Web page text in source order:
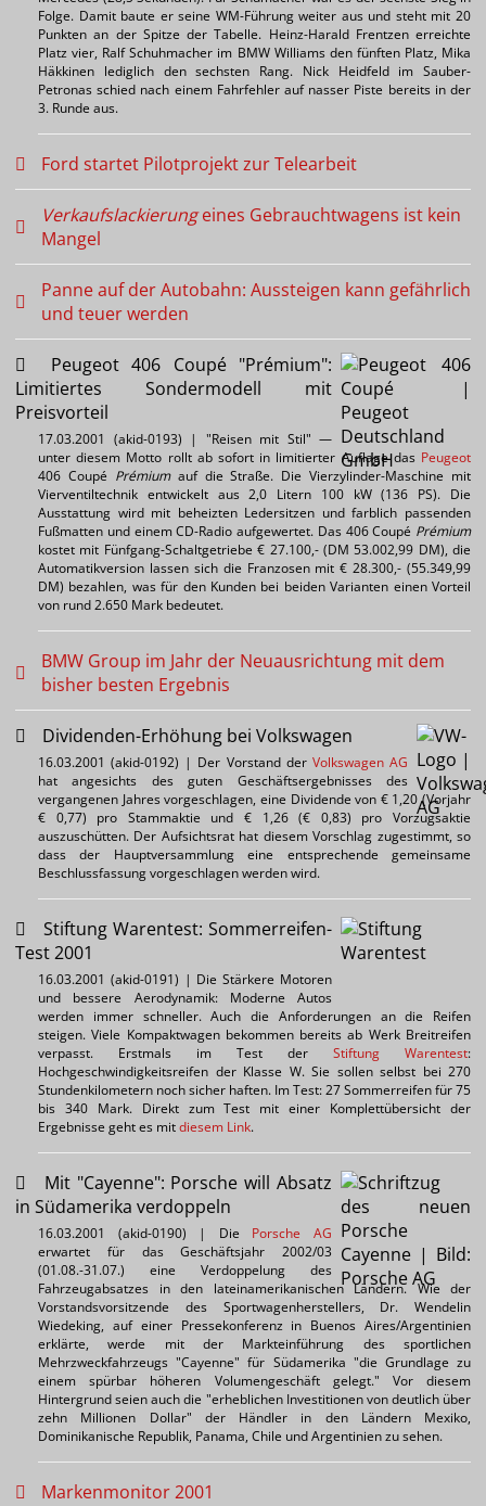
Folge. Damit baute er seine WM-Führung weiter aus und steht mit 20
Punkten an der Spitze der Tabelle. Heinz-Harald Frentzen erreichte
Platz vier, Ralf Schuhmacher im BMW Williams den fünften Platz, Mika
Häkkinen lediglich den sechsten Rang. Nick Heidfeld im Sauber-
Petronas schied nach einem Fahrfehler auf nasser Piste bereits in der
3. Runde aus.
Ford startet Pilotprojekt zur Telearbeit
Verkaufslackierungeines Gebrauchtwagens ist kein
Mangel
Panne auf der Autobahn: Aussteigen kann gefährlich
und teuer werden
Peugeot 406 Coupé "Prémium":
Limitiertes Sondermodell mit
Preisvorteil
17.03.2001 (akid-0193) | "Reisen mit Stil" —
unter diesem Motto rollt ab sofort in limitierter Auflage das Peugeot
406 Coupé Prémiumauf die Straße. Die Vierzylinder-Maschine mit
Vierventiltechnik entwickelt aus 2,0 Litern 100 kW (136 PS). Die
Ausstattung wird mit beheizten Ledersitzen und farblich passenden
Fußmatten und einem CD-Radio aufgewertet. Das 406 Coupé Prémium
kostet mit Fünfgang-Schaltgetriebe € 27.100,- (DM 53.002,99 DM), die
Automatikversion lassen sich die Franzosen mit € 28.300,- (55.349,99
DM) bezahlen, was für den Kunden bei beiden Varianten einen Vorteil
von rund 2.650 Mark bedeutet.
BMW Group im Jahr der Neuausrichtung mit dem
bisher besten Ergebnis
Dividenden-Erhöhung bei Volkswagen
16.03.2001 (akid-0192) | Der Vorstand der Volkswagen AG
hat angesichts des guten Geschäftsergebnisses des
vergangenen Jahres vorgeschlagen, eine Dividende von € 1,20 (Vorjahr
€ 0,77) pro Stammaktie und € 1,26 (€ 0,83) pro Vorzugsaktie
auszuschütten. Der Aufsichtsrat hat diesem Vorschlag zugestimmt, so
dass der Hauptversammlung eine entsprechende gemeinsame
Beschlussfassung vorgeschlagen werden wird.
Stiftung Warentest: Sommerreifen-
Test 2001
16.03.2001 (akid-0191) | Die Stärkere Motoren
und bessere Aerodynamik: Moderne Autos
werden immer schneller. Auch die Anforderungen an die Reifen
steigen. Viele Kompaktwagen bekommen bereits ab Werk Breitreifen
verpasst. Erstmals im Test der Stiftung Warentest:
Hochgeschwindigkeitsreifen der Klasse W. Sie sollen selbst bei 270
Stundenkilometern noch sicher haften. Im Test: 27 Sommerreifen für 75
bis 340 Mark. Direkt zum Test mit einer Komplettübersicht der
Ergebnisse geht es mitdiesem Link.
Mit "Cayenne": Porsche will Absatz
in Südamerika verdoppeln
16.03.2001 (akid-0190) | Die Porsche AG
erwartet für das Geschäftsjahr 2002/03
(01.08.-31.07.) eine Verdoppelung des
Fahrzeugabsatzes in den lateinamerikanischen Ländern. Wie der
Vorstandsvorsitzende des Sportwagenherstellers, Dr. Wendelin
Wiedeking, auf einer Pressekonferenz in Buenos Aires/Argentinien
erklärte, werde mit der Markteinführung des sportlichen
Mehrzweckfahrzeugs "Cayenne" für Südamerika "die Grundlage zu
einem spürbar höheren Volumengeschäft gelegt." Vor diesem
Hintergrund seien auch die "erheblichen Investitionen von deutlich über
zehn Millionen Dollar" der Händler in den Ländern Mexiko,
Dominikanische Republik, Panama, Chile und Argentinien zu sehen.
Markenmonitor 2001